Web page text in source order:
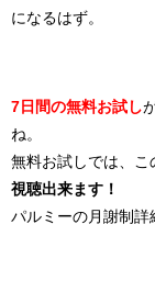
になるはず。
7日間の無料お試し
ね。
無料お試しでは、こ
視聴出来ます！
パルミーの月謝制詳